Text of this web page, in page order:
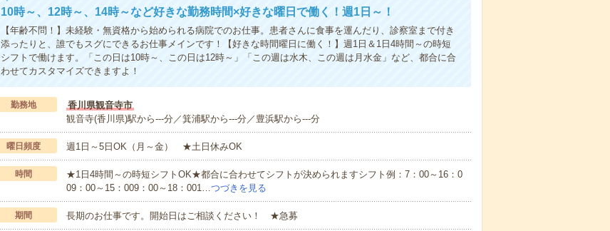
10時～、12時～、14時～など好きな勤務時間×好きな曜日で働く！週1日～！
【年齢不問！】未経験・無資格から始められる病院でのお仕事。患者さんに食事を運んだり、診察室まで付き
添ったりと、誰でもスグにできるお仕事メインです！【好きな時間曜日に働く！】週1日＆1日4時間～の時短
シフトで働けます。「この日は10時～、この日は12時～」「この週は水木、この週は月水金」など、都合に合
わせてカスタマイズできますよ！
勤務地
香川県観音寺市
観音寺(香川県)駅から---分／箕浦駅から---分／豊浜駅から---分
曜日頻度 週1日～5日OK（月～金） ★土日休みOK
時間
★1日4時間～の時短シフトOK★都合に合わせてシフトが決められますシフト例：7：00～16：0
09：00～15：009：00～18：001… つづきを見る
期間 長期のお仕事です。開始日はご相談ください！ ★急募